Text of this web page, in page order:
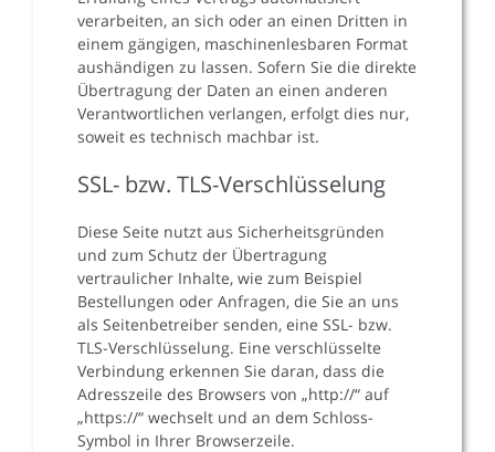
verarbeiten, an sich oder an einen Dritten in
einem gängigen, maschinenlesbaren Format
aushändigen zu lassen. Sofern Sie die direkte
Übertragung der Daten an einen anderen
Verantwortlichen verlangen, erfolgt dies nur,
soweit es technisch machbar ist.
SSL- bzw. TLS-Verschlüsselung
Diese Seite nutzt aus Sicherheitsgründen
und zum Schutz der Übertragung
vertraulicher Inhalte, wie zum Beispiel
Bestellungen oder Anfragen, die Sie an uns
als Seitenbetreiber senden, eine SSL- bzw.
TLS-Verschlüsselung. Eine verschlüsselte
Verbindung erkennen Sie daran, dass die
Adresszeile des Browsers von „http://“ auf
„https://“ wechselt und an dem Schloss-
Symbol in Ihrer Browserzeile.